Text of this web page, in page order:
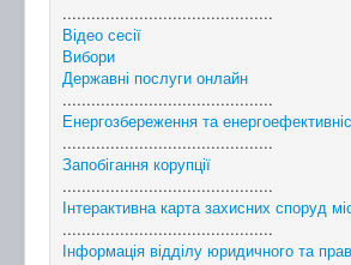
............................................
Відео сесії
Вибори
Державні послуги онлайн
............................................
Енергозбереження та
............................................
Запобігання корупції
............................................
Інтерактивна карта захисних споруд
............................................
Інформація відділу юридичного та